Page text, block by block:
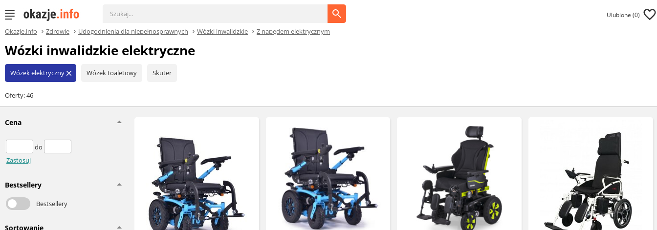
Ulubione (0)
Okazje.info Zdrowie Udogodnienia dla niepełnosprawnych Wózki inwalidzkie Z napędem elektrycznym
Wózki inwalidzkie elektryczne
Wózek elektryczny close Wózek toaletowy Skuter
Oferty: 46
Cena
do
Zastosuj
Bestsellery
Bestsellery
Sortowanie